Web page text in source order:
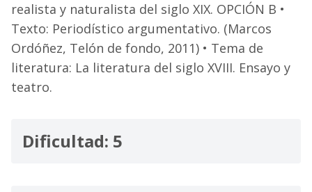
realista y naturalista del siglo XIX. OPCIÓN B •
Texto: Periodístico argumentativo. (Marcos
Ordóñez, Telón de fondo, 2011) • Tema de
literatura: La literatura del siglo XVIII. Ensayo y
teatro.
Dificultad: 5